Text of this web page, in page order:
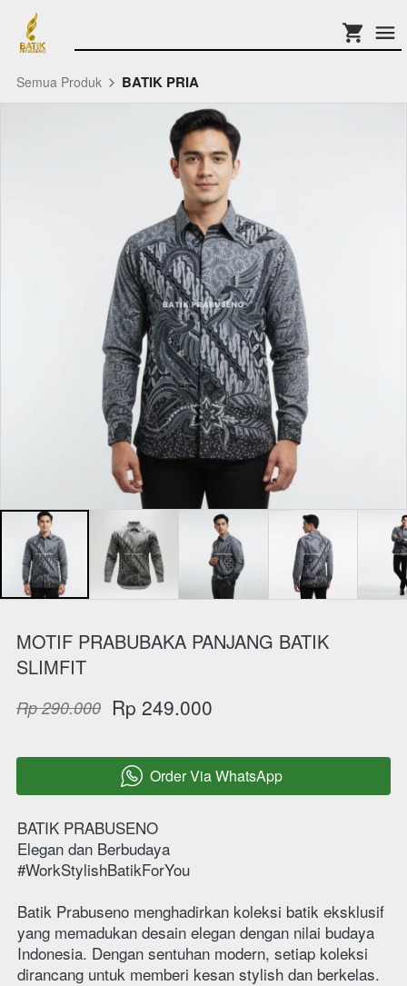
Semua Produk BATIK PRIA
MOTIF PRABUBAKA PANJANG BATIK
SLIMFIT
Rp 290.000 Rp 249.000
` Order Via WhatsApp
BATIK PRABUSENO
Elegan dan Berbudaya
#WorkStylishBatikForYou
Batik Prabuseno menghadirkan koleksi batik eksklusif
yang memadukan desain elegan dengan nilai budaya
Indonesia. Dengan sentuhan modern, setiap koleksi
dirancang untuk memberi kesan stylish dan berkelas.